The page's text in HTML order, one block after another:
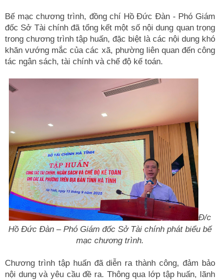
Bế mạc chương trình, đồng chí Hồ Đức Đàn - Phó Giám
đốc Sở Tài chính đã tổng kết một số nội dung quan trọng
trong chương trình tập huấn, đặc biệt là các nội dung khó
khăn vướng mắc của các xã, phường liên quan đến công
tác ngân sách, tài chính và chế độ kế toán.
Đ/c
Hồ Đức Đàn – Phó Giám đốc Sở Tài chính phát biểu bế
mạc chương trình.
Chương trình tập huấn đã diễn ra thành công, đảm bảo
nội dung và yêu cầu đề ra. Thông qua lớp tập huấn, lãnh